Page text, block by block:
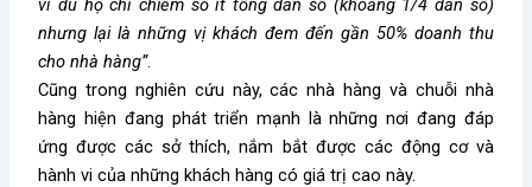
vì dù họ chỉ chiếm số ít tổng dân số (khoảng 1/4 dân số)
nhưng lại là những vị khách đem đến gần 50% doanh thu
cho nhà hàng”.
Cũng trong nghiên cứu này, các nhà hàng và chuỗi nhà
hàng hiện đang phát triển mạnh là những nơi đang đáp
ứng được các sở thích, nắm bắt được các động cơ và
hành vi của những khách hàng có giá trị cao này.